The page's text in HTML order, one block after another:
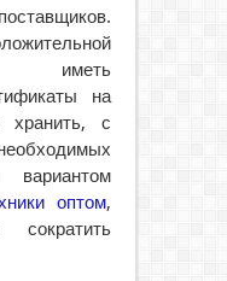
иметь
на
хранить, с
вариантом
оптом,